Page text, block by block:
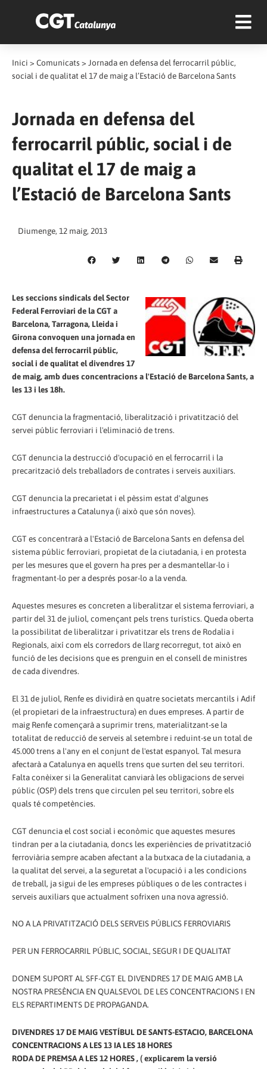
Inici > Comunicats > Jornada en defensa del ferrocarril públic,
social i de qualitat el 17 de maig a l’Estació de Barcelona Sants
Jornada en defensa del
ferrocarril públic, social i de
qualitat el 17 de maig a
l’Estació de Barcelona Sants
Diumenge, 12 maig, 2013
Les seccions sindicals del Sector
Federal Ferroviari de la CGT a
Barcelona, Tarragona, Lleida i
Girona convoquen una jornada en
defensa del ferrocarril públic,
social i de qualitat el divendres 17
de maig, amb dues concentracions a l'Estació de Barcelona Sants, a
les 13 i les 18h.
CGT denuncia la fragmentació, liberalització i privatització del
servei públic ferroviari i l'eliminació de trens.
CGT denuncia la destrucció d'ocupació en el ferrocarril i la
precarització dels treballadors de contrates i serveis auxiliars.
CGT denuncia la precarietat i el pèssim estat d'algunes
infraestructures a Catalunya (i això que són noves).
CGT es concentrarà a l'Estació de Barcelona Sants en defensa del
sistema públic ferroviari, propietat de la ciutadania, i en protesta
per les mesures que el govern ha pres per a desmantellar-lo i
fragmentant-lo per a després posar-lo a la venda.
Aquestes mesures es concreten a liberalitzar el sistema ferroviari, a
partir del 31 de juliol, començant pels trens turístics. Queda oberta
la possibilitat de liberalitzar i privatitzar els trens de Rodalia i
Regionals, així com els corredors de llarg recorregut, tot això en
funció de les decisions que es prenguin en el consell de ministres
de cada divendres.
El 31 de juliol, Renfe es dividirà en quatre societats mercantils i Adif
(el propietari de la infraestructura) en dues empreses. A partir de
maig Renfe començarà a suprimir trens, materialitzant-se la
totalitat de reducció de serveis al setembre i reduint-se un total de
45.000 trens a l'any en el conjunt de l'estat espanyol. Tal mesura
afectarà a Catalunya en aquells trens que surten del seu territori.
Falta conèixer si la Generalitat canviarà les obligacions de servei
públic (OSP) dels trens que circulen pel seu territori, sobre els
quals té competències.
CGT denuncia el cost social i econòmic que aquestes mesures
tindran per a la ciutadania, doncs les experiències de privatització
ferroviària sempre acaben afectant a la butxaca de la ciutadania, a
la qualitat del servei, a la seguretat a l'ocupació i a les condicions
de treball, ja sigui de les empreses públiques o de les contractes i
serveis auxiliars que actualment sofrixen una nova agressió.
NO A LA PRIVATITZACIÓ DELS SERVEIS PÚBLICS FERROVIARIS
PER UN FERROCARRIL PÚBLIC, SOCIAL, SEGUR I DE QUALITAT
DONEM SUPORT AL SFF-CGT EL DIVENDRES 17 DE MAIG AMB LA
NOSTRA PRESÈNCIA EN QUALSEVOL DE LES CONCENTRACIONS I EN
ELS REPARTIMENTS DE PROPAGANDA.
DIVENDRES 17 DE MAIG VESTÍBUL DE SANTS-ESTACIO, BARCELONA
CONCENTRACIONS A LES 13 IA LES 18 HORES
RODA DE PREMSA A LES 12 HORES , ( explicarem la versió